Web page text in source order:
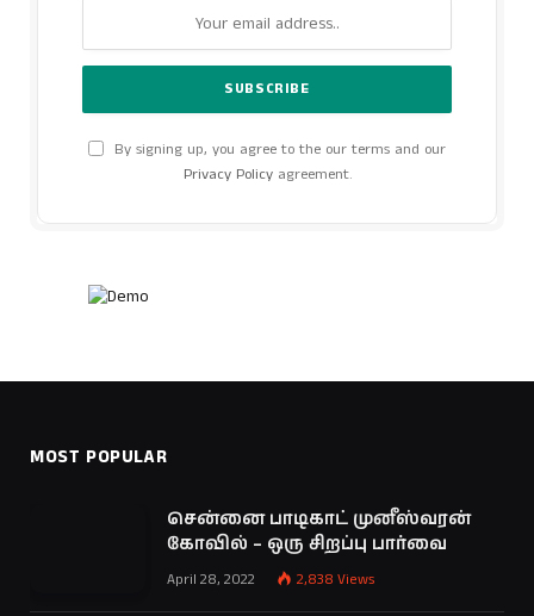
By signing up, you agree to the our terms and our
Privacy Policyagreement.
MOST POPULAR
சென்னை பாடிகாட் முனீஸ்வரன்
கோவில் – ஒரு சிறப்பு பார்வை
April 28, 2022 2,838 Views